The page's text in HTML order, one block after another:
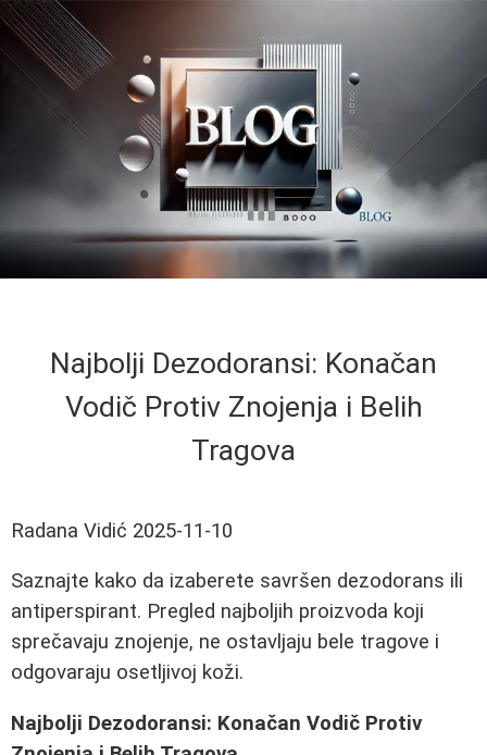
Najbolji Dezodoransi: Konačan
Vodič Protiv Znojenja i Belih
Tragova
Radana Vidić 2025-11-10
Saznajte kako da izaberete savršen dezodorans ili
antiperspirant. Pregled najboljih proizvoda koji
sprečavaju znojenje, ne ostavljaju bele tragove i
odgovaraju osetljivoj koži.
Najbolji Dezodoransi: Konačan Vodič Protiv